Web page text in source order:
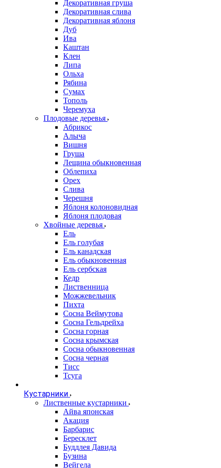
Декоративная груша
Декоративная слива
Декоративная яблоня
Дуб
Ива
Каштан
Клен
Липа
Ольха
Рябина
Сумах
Тополь
Черемуха
Плодовые деревья
Абрикос
Алыча
Вишня
Груша
Лещина обыкновенная
Облепиха
Орех
Слива
Черешня
Яблоня колоновидная
Яблоня плодовая
Хвойные деревья
Ель
Ель голубая
Ель канадская
Ель обыкновенная
Ель сербская
Кедр
Лиственница
Можжевельник
Пихта
Сосна Веймутова
Сосна Гельдрейха
Сосна горная
Сосна крымская
Сосна обыкновенная
Сосна черная
Тисс
Тсуга
Кустарники
Лиственные кустарники
Айва японская
Акация
Барбарис
Бересклет
Буддлея Давида
Бузина
Вейгела